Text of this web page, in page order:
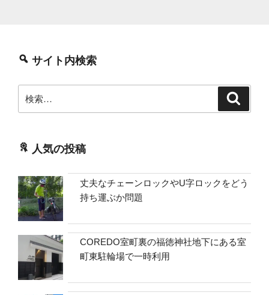
サイト内検索
索:
人気の投稿
丈夫なチェーンロックやU字ロックをどう
持ち運ぶか問題
COREDO室町裏の福徳神社地下にある室
町東駐輪場で一時利用